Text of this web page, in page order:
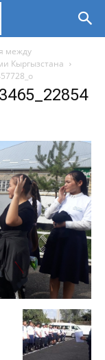
между
Кыргызстана